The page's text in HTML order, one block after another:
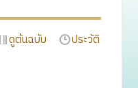
ดูต้นฉบับ ประวัติ